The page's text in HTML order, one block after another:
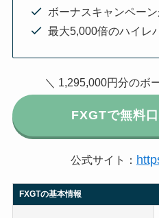
ボーナスキャンペー
最大5,000倍のハイレ
＼ 1,295,000円分のボ
FXGTで無料
公式サイト：
FXGTの基本情報